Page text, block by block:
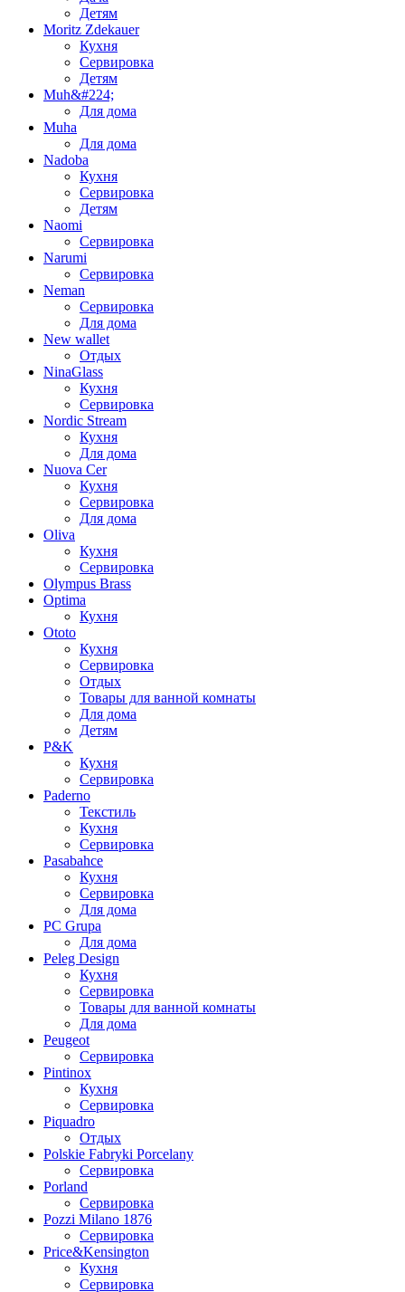
Детям
Moritz Zdekauer
Кухня
Сервировка
Детям
Muh&#224;
Для дома
Muha
Для дома
Nadoba
Кухня
Сервировка
Детям
Naomi
Сервировка
Narumi
Сервировка
Neman
Сервировка
Для дома
New wallet
Отдых
NinaGlass
Кухня
Сервировка
Nordic Stream
Кухня
Для дома
Nuova Cer
Кухня
Сервировка
Для дома
Oliva
Кухня
Сервировка
Olympus Brass
Optima
Кухня
Ototo
Кухня
Сервировка
Отдых
Товары для ванной комнаты
Для дома
Детям
P&K
Кухня
Сервировка
Paderno
Текстиль
Кухня
Сервировка
Pasabahce
Кухня
Сервировка
Для дома
PC Grupa
Для дома
Peleg Design
Кухня
Сервировка
Товары для ванной комнаты
Для дома
Peugeot
Сервировка
Pintinox
Кухня
Сервировка
Piquadro
Отдых
Polskie Fabryki Porcelany
Сервировка
Porland
Сервировка
Pozzi Milano 1876
Сервировка
Price&Kensington
Кухня
Сервировка